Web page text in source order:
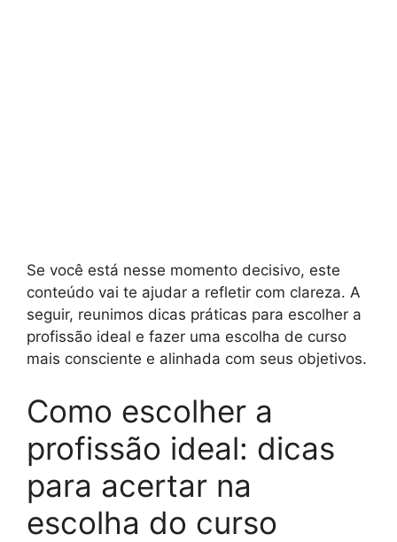
Se você está nesse momento decisivo, este
conteúdo vai te ajudar a refletir com clareza. A
seguir, reunimos dicas práticas para escolher a
profissão ideal e fazer uma escolha de curso
mais consciente e alinhada com seus objetivos.
Como escolher a
profissão ideal: dicas
para acertar na
escolha do curso